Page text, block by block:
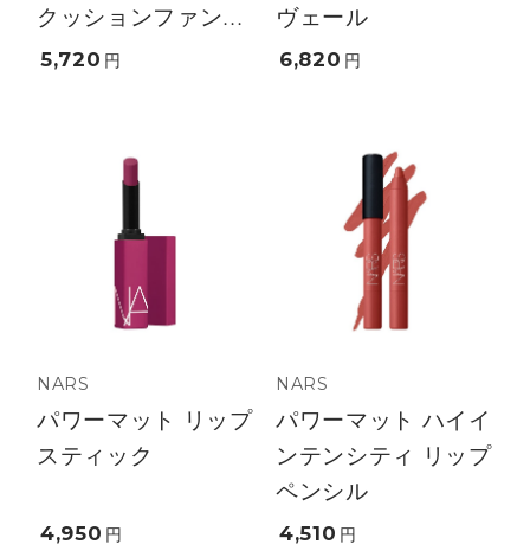
クッションファン...
5,720 円
ヴェール
6,820 円
NARS
パワーマット リップ
スティック
4,950 円
NARS
パワーマット ハイイ
ンテンシティ リップ
ペンシル
4,510 円